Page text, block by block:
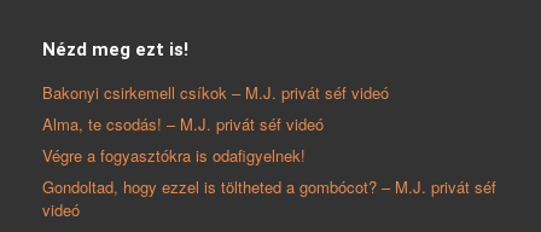
Nézd meg ezt is!
Bakonyi csirkemell csíkok – M.J. privát séf videó
Alma, te csodás! – M.J. privát séf videó
Végre a fogyasztókra is odafigyelnek!
Gondoltad, hogy ezzel is töltheted a gombócot? – M.J. privát séf
videó